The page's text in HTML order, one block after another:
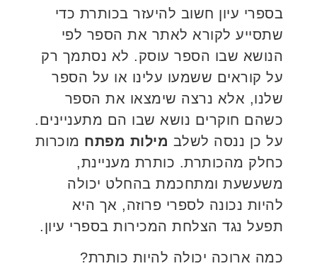
בספרי עיון חשוב להיעזר בכותרת כדי
שתסייע לקורא לאתר את הספר לפי
הנושא שבו הספר עוסק. לא נסתמך רק
על קוראים ששמעו עלינו או על הספר
שלנו, אלא נרצה שימצאו את הספר
כשהם חוקרים נושא שבו הם מתעניינים.
על כן ננסה לשלב מילות מפתח מוכרות
כחלק מהכותרת. כותרת מעניינת,
משעשעת ומתחכמת בהחלט יכולה
להיות נכונה לספרי פרוזה, אך היא
תפעל נגד הצלחת המכירות בספרי עיון.
כמה ארוכה יכולה להיות כותרת?